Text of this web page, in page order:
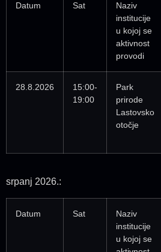
Datum Sat
Naziv
institucije
u kojoj se
aktivnost
provodi
28.8.2026
15:00-
19:00
Park
prirode
Lastovsko
otočje
srpanj 2026.:
Datum Sat
Naziv
institucije
u kojoj se